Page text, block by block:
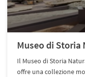
Museo di Storia
Il Museo di Storia
offre una collezione